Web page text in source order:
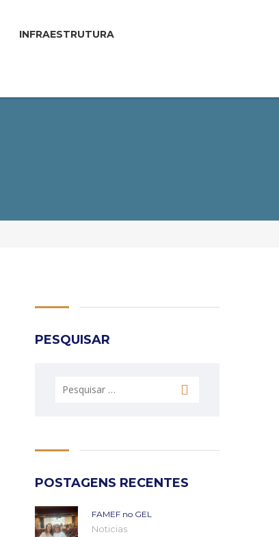
INFRAESTRUTURA
PESQUISAR
Pesquisar
POSTAGENS RECENTES
FAMEF no GEL
Noticias